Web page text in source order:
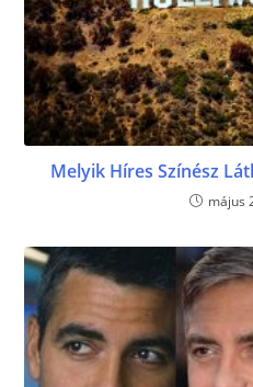
Melyik Híres Színész
május